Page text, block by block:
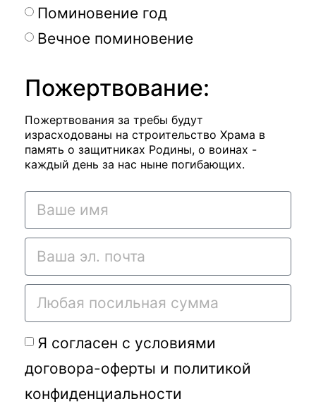
Поминовение год
Вечное поминовение
Пожертвование:
Пожертвования за требы будут
израсходованы на строительство Храма в
память о защитниках Родины, о воинах -
каждый день за нас ныне погибающих.
Я согласен с условиями
договора-оферты и политикой
конфиденциальности